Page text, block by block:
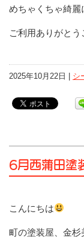
めちゃくちゃ綺麗
ご利用ありがとう
2025年10月22日 | シ
6月西蒲田塗
こんにちは
町の塗装屋、金杉